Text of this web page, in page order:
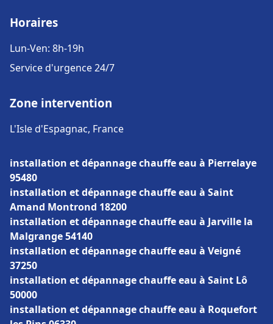
Horaires
Lun-Ven: 8h-19h
Service d'urgence 24/7
Zone intervention
L'Isle d'Espagnac, France
installation et dépannage chauffe eau à Pierrelaye
95480
installation et dépannage chauffe eau à Saint
Amand Montrond 18200
installation et dépannage chauffe eau à Jarville la
Malgrange 54140
installation et dépannage chauffe eau à Veigné
37250
installation et dépannage chauffe eau à Saint Lô
50000
installation et dépannage chauffe eau à Roquefort